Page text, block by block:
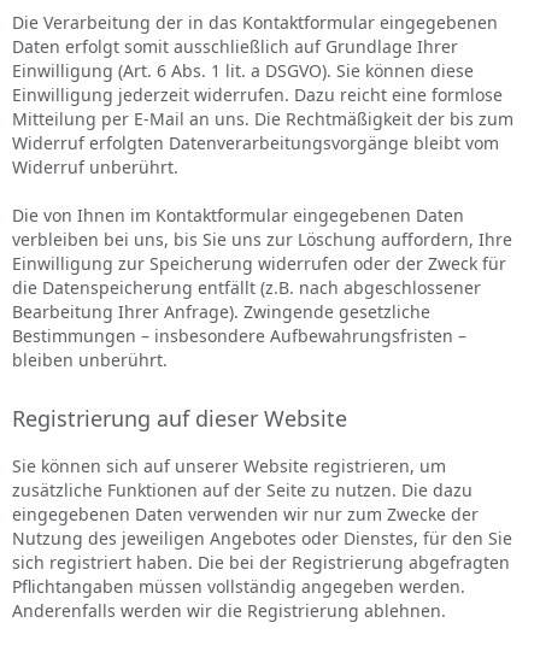
Die Verarbeitung der in das Kontaktformular eingegebenen
Daten erfolgt somit ausschließlich auf Grundlage Ihrer
Einwilligung (Art. 6 Abs. 1 lit. a DSGVO). Sie können diese
Einwilligung jederzeit widerrufen. Dazu reicht eine formlose
Mitteilung per E-Mail an uns. Die Rechtmäßigkeit der bis zum
Widerruf erfolgten Datenverarbeitungsvorgänge bleibt vom
Widerruf unberührt.
Die von Ihnen im Kontaktformular eingegebenen Daten
verbleiben bei uns, bis Sie uns zur Löschung auffordern, Ihre
Einwilligung zur Speicherung widerrufen oder der Zweck für
die Datenspeicherung entfällt (z.B. nach abgeschlossener
Bearbeitung Ihrer Anfrage). Zwingende gesetzliche
Bestimmungen – insbesondere Aufbewahrungsfristen –
bleiben unberührt.
Registrierung auf dieser Website
Sie können sich auf unserer Website registrieren, um
zusätzliche Funktionen auf der Seite zu nutzen. Die dazu
eingegebenen Daten verwenden wir nur zum Zwecke der
Nutzung des jeweiligen Angebotes oder Dienstes, für den Sie
sich registriert haben. Die bei der Registrierung abgefragten
Pflichtangaben müssen vollständig angegeben werden.
Anderenfalls werden wir die Registrierung ablehnen.